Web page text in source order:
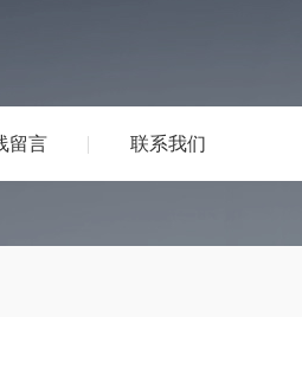
留言 联系我们